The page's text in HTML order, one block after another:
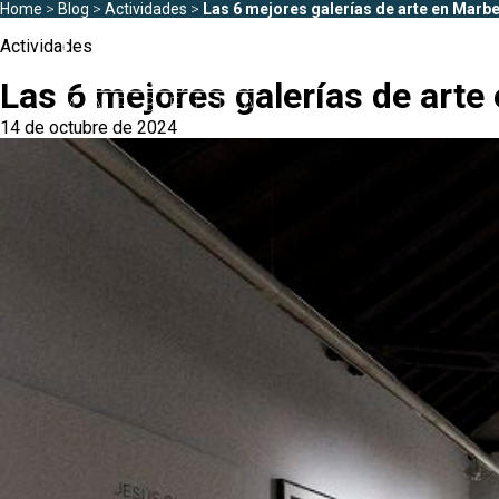
Estepona
Andalucía del Mar
Marina Banús
Playa Rocío
Jardines de Ventura
Home > Blog > Actividades > Las 6 mejores galerías de arte en
Actividades
Las 6 mejores galerías de arte
14 de octubre de 2024